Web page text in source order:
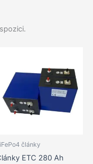
články
ETC 280 Ah